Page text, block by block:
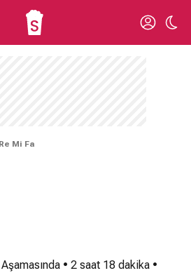
Mi Fa
• 2 saat 18 dakika •